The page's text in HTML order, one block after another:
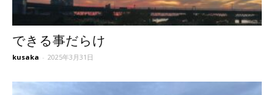
できる事だらけ
kusaka - 2025年3月31日